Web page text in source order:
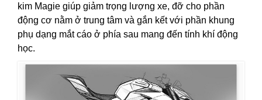
kim Magie giúp giảm trọng lượng xe, đỡ cho phần
động cơ nằm ở trung tâm và gắn kết với phần khung
phụ dạng mắt cáo ở phía sau mang đến tính khí động
học.